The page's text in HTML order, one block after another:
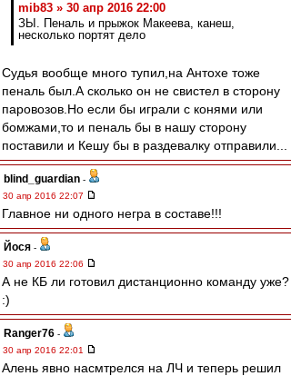
mib83 » 30 апр 2016 22:00
ЗЫ. Пеналь и прыжок Макеева, канеш,
несколько портят дело
Судья вообще много тупил,на Антохе тоже
пеналь был.А сколько он не свистел в сторону
паровозов.Но если бы играли с конями или
бомжами,то и пеналь бы в нашу сторону
поставили и Кешу бы в раздевалку отправили...
blind_guardian -
30 апр 2016 22:07
Главное ни одного негра в составе!!!
Йося -
30 апр 2016 22:06
А не КБ ли готовил дистанционно команду уже?
:)
Ranger76 -
30 апр 2016 22:01
Алень явно насмтрелся на ЛЧ и теперь решил